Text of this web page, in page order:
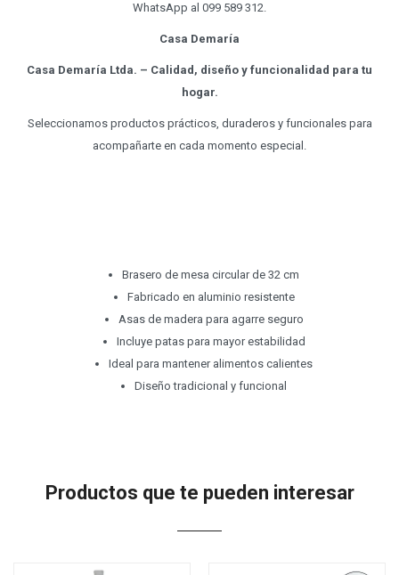
WhatsApp al 099 589 312.
Casa Demaría
Casa Demaría Ltda. – Calidad, diseño y funcionalidad para tu
hogar.
Seleccionamos productos prácticos, duraderos y funcionales para
acompañarte en cada momento especial.
Brasero de mesa circular de 32 cm
Fabricado en aluminio resistente
Asas de madera para agarre seguro
Incluye patas para mayor estabilidad
Ideal para mantener alimentos calientes
Diseño tradicional y funcional
Productos que te pueden interesar